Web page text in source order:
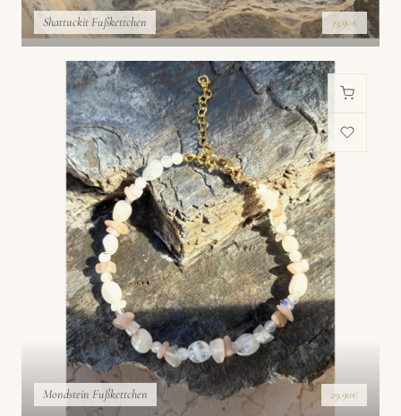
Shattuckit Fußkettchen 39,90€
Mondstein Fußkettchen 29,90€